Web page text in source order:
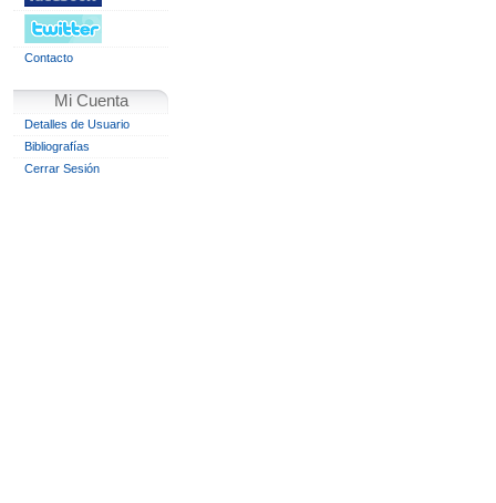
Contacto
Mi Cuenta
Detalles de Usuario
Bibliografías
Cerrar Sesión